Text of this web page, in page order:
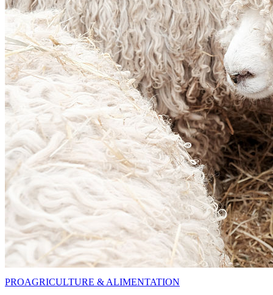
PROAGRICULTURE & ALIMENTATION